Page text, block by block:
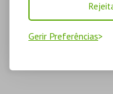
Gerir Preferências